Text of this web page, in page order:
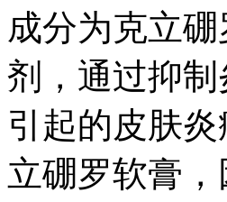
成分为克立
剂，通过抑
引起的皮肤
立硼罗软膏